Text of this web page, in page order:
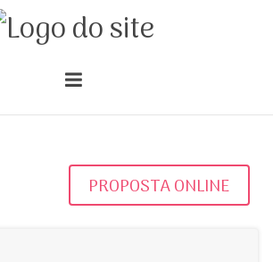
PROPOSTA ONLINE